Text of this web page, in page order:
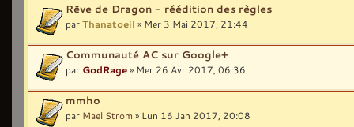
Rêve de Dragon - réédition des règles
parThanatoeil » Mer 3 Mai 2017, 21:44
Communauté AC sur Google+
par GodRage» Mer 26 Avr 2017, 06:36
mmho
par Mael Strom » Lun 16 Jan 2017, 20:08